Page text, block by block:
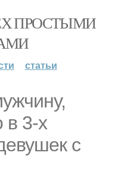
ПРОСТЫМИ
статьи
в 3-х
с